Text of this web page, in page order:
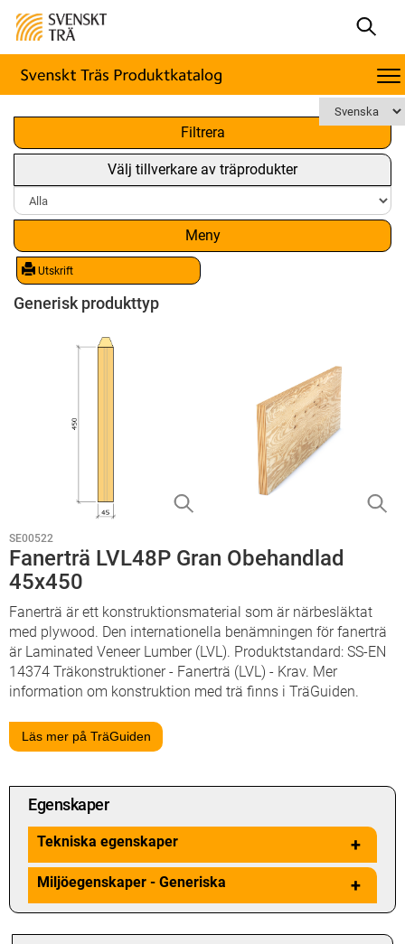
Filtrera
Välj tillverkare av träprodukter
Meny
Utskrift
x
Generisk produkttyp
SE00522
Fanerträ LVL48P Gran Obehandlad
45x450
Fanerträ är ett konstruktionsmaterial som är närbesläktat
med plywood. Den internationella benämningen för fanerträ
är Laminated Veneer Lumber (LVL). Produktstandard: SS-EN
14374 Träkonstruktioner - Fanerträ (LVL) - Krav. Mer
information om konstruktion med trä finns i TräGuiden.
Läs mer på TräGuiden
Egenskaper
Tekniska egenskaper +
Miljöegenskaper - Generiska +